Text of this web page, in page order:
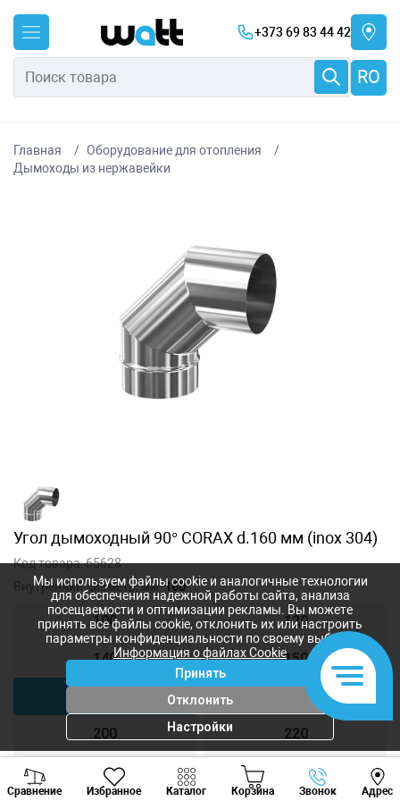
+373 69 83 44 42
RO
Главная
Оборудование для отопления
Дымоходы из нержавейки
Угол дымоходный 90° CORAX d.160 мм (inox 304)
Код товара:65628
Внутренний диаметр, мм:160
100 120
140 150
180
200 220
250
Сравнение Избранное Каталог Корзина Звонок Адрес
Viber Whatsapp
Мы используем файлы cookie и аналогичные технологии
для обеспечения надежной работы сайта, анализа
посещаемости и оптимизации рекламы. Вы можете
принять все файлы cookie, отклонить их или настроить
параметры конфиденциальности по своему выбору.
Информация о файлах Cookie
Принять
Отклонить
Настройки